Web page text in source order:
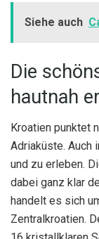
Siehe auch
Die
hautnah
Kroatien punktet
Adriaküste. Auch
und zu erleben.
dabei ganz klar
handelt es sich
Zentralkroatien.